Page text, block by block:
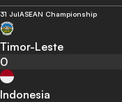
31 JulASEAN Championship
Timor-Leste
0
Indonesia